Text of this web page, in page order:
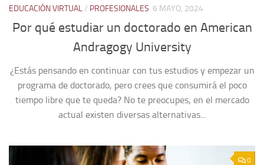
EDUCACIÓN VIRTUAL/ PROFESIONALES 6 MAYO, 2024
Por qué estudiar un doctorado en American
Andragogy University
¿Estás pensando en continuar con tus estudios y empezar un
programa de doctorado, pero crees que consumirá el poco
tiempo libre que te queda? No te preocupes, en el mercado
actual existen diversas alternativas...
0